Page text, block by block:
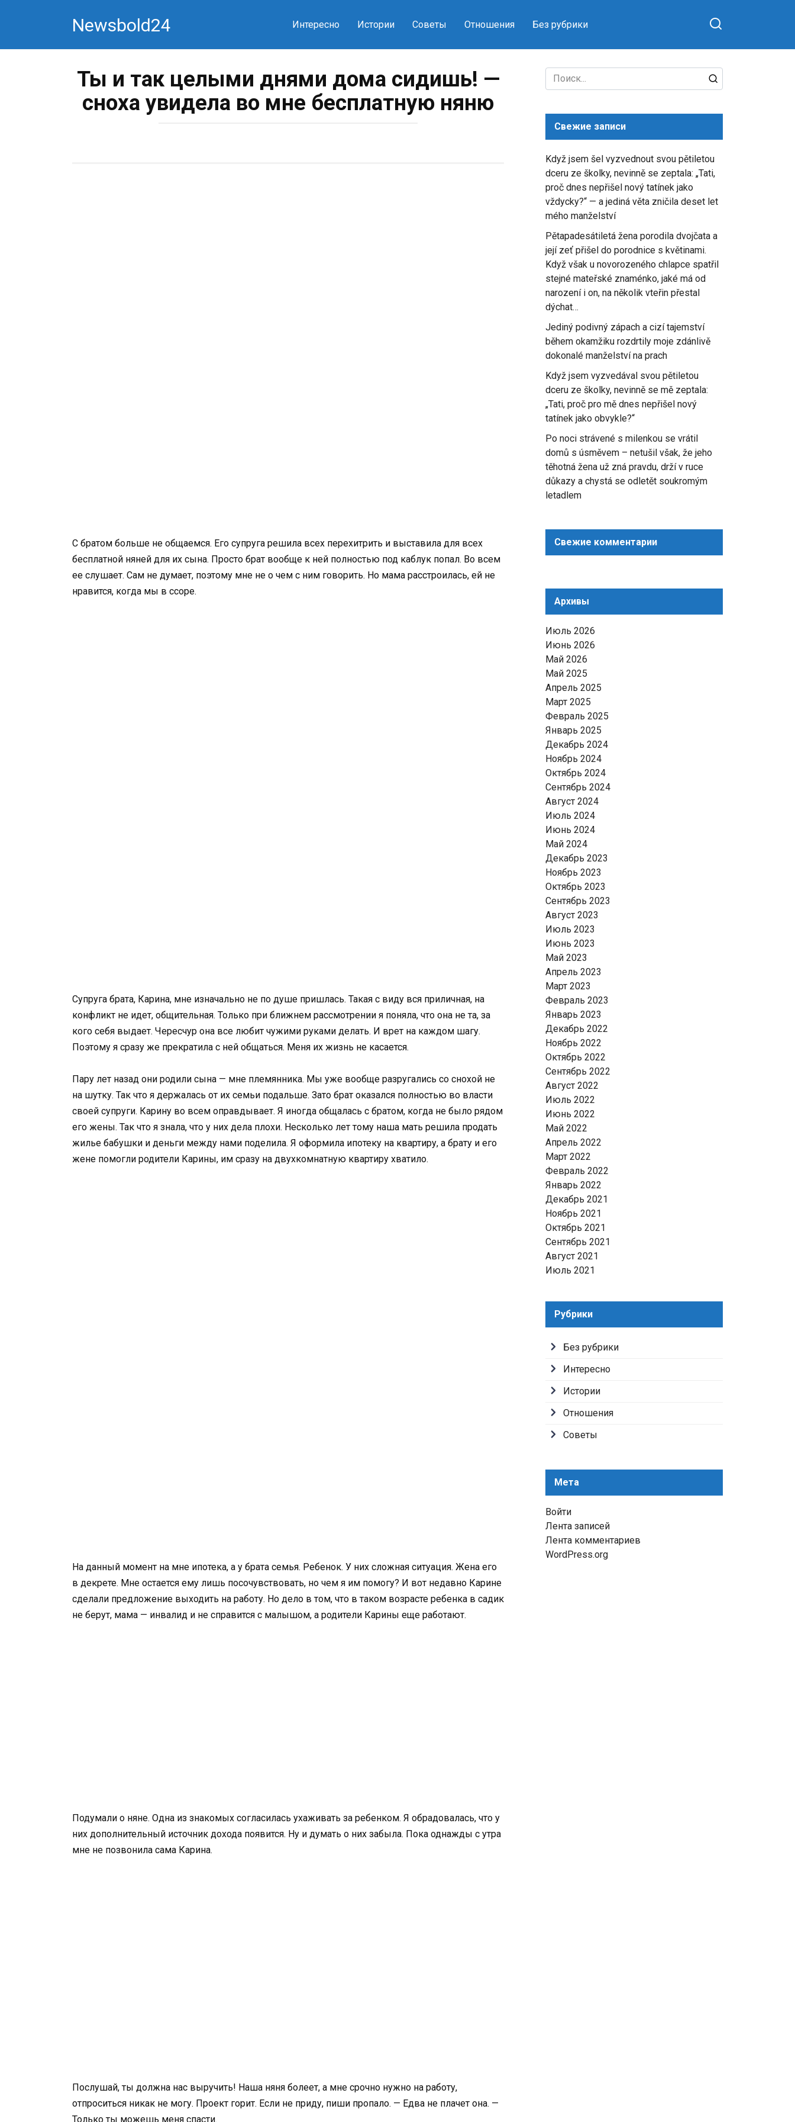
Newsbold24 Интересно Истории Советы Отношения Без рубрики
Ты и так целыми днями дома сидишь! —
сноха увидела во мне бесплатную няню
С братом больше не общаемся. Его супруга решила всех перехитрить и выставила для всех
бесплатной няней для их сына. Просто брат вообще к ней полностью под каблук попал. Во всем
ее слушает. Сам не думает, поэтому мне не о чем с ним говорить. Но мама расстроилась, ей не
нравится, когда мы в ссоре.
Супруга брата, Карина, мне изначально не по душе пришлась. Такая с виду вся приличная, на
конфликт не идет, общительная. Только при ближнем рассмотрении я поняла, что она не та, за
кого себя выдает. Чересчур она все любит чужими руками делать. И врет на каждом шагу.
Поэтому я сразу же прекратила с ней общаться. Меня их жизнь не касается.
Пару лет назад они родили сына — мне племянника. Мы уже вообще разругались со снохой не
на шутку. Так что я держалась от их семьи подальше. Зато брат оказался полностью во власти
своей супруги. Карину во всем оправдывает. Я иногда общалась с братом, когда не было рядом
его жены. Так что я знала, что у них дела плохи. Несколько лет тому наша мать решила продать
жилье бабушки и деньги между нами поделила. Я оформила ипотеку на квартиру, а брату и его
жене помогли родители Карины, им сразу на двухкомнатную квартиру хватило.
На данный момент на мне ипотека, а у брата семья. Ребенок. У них сложная ситуация. Жена его
в декрете. Мне остается ему лишь посочувствовать, но чем я им помогу? И вот недавно Карине
сделали предложение выходить на работу. Но дело в том, что в таком возрасте ребенка в садик
не берут, мама — инвалид и не справится с малышом, а родители Карины еще работают.
Подумали о няне. Одна из знакомых согласилась ухаживать за ребенком. Я обрадовалась, что у
них дополнительный источник дохода появится. Ну и думать о них забыла. Пока однажды с утра
мне не позвонила сама Карина.
Послушай, ты должна нас выручить! Наша няня болеет, а мне срочно нужно на работу,
отпроситься никак не могу. Проект горит. Если не приду, пиши пропало. — Едва не плачет она. —
Только ты можешь меня спасти.
Search
for:
Свежие записи
Když jsem šel vyzvednout svou pětiletou
dceru ze školky, nevinně se zeptala: „Tati,
proč dnes nepřišel nový tatínek jako
vždycky?“ — a jediná věta zničila deset let
mého manželství
Pětapadesátiletá žena porodila dvojčata a
její zeť přišel do porodnice s květinami.
Když však u novorozeného chlapce spatřil
stejné mateřské znaménko, jaké má od
narození i on, na několik vteřin přestal
dýchat…
Jediný podivný zápach a cizí tajemství
během okamžiku rozdrtily moje zdánlivě
dokonalé manželství na prach
Když jsem vyzvedával svou pětiletou
dceru ze školky, nevinně se mě zeptala:
„Tati, proč pro mě dnes nepřišel nový
tatínek jako obvykle?“
Po noci strávené s milenkou se vrátil
domů s úsměvem – netušil však, že jeho
těhotná žena už zná pravdu, drží v ruce
důkazy a chystá se odletět soukromým
letadlem
Свежие комментарии
Архивы
Июль 2026
Июнь 2026
Май 2026
Май 2025
Апрель 2025
Март 2025
Февраль 2025
Январь 2025
Декабрь 2024
Ноябрь 2024
Октябрь 2024
Сентябрь 2024
Август 2024
Июль 2024
Июнь 2024
Май 2024
Декабрь 2023
Ноябрь 2023
Октябрь 2023
Сентябрь 2023
Август 2023
Июль 2023
Июнь 2023
Май 2023
Апрель 2023
Март 2023
Февраль 2023
Январь 2023
Декабрь 2022
Ноябрь 2022
Октябрь 2022
Сентябрь 2022
Август 2022
Июль 2022
Июнь 2022
Май 2022
Апрель 2022
Март 2022
Февраль 2022
Январь 2022
Декабрь 2021
Ноябрь 2021
Октябрь 2021
Сентябрь 2021
Август 2021
Июль 2021
Рубрики
Без рубрики
Интересно
Истории
Отношения
Советы
Мета
Войти
Лента записей
Лента комментариев
WordPress.org